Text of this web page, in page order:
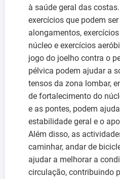
à saúde geral das
exercícios que podem
alongamentos,
núcleo e exercícios
jogo do joelho contra o
pélvica podem ajudar a
tensos da zona lombar,
de fortalecimento do
e as pontes, podem
estabilidade geral e o
Além disso, as
caminhar, andar de
ajudar a melhorar a
circulação, contribuindo